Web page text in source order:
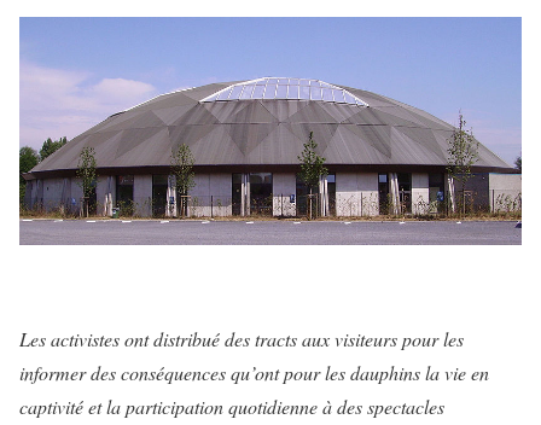
Les activistes ont distribué des tracts aux visiteurs pour les
informer des conséquences qu’ont pour les dauphins la vie en
captivité et la participation quotidienne à des spectacles